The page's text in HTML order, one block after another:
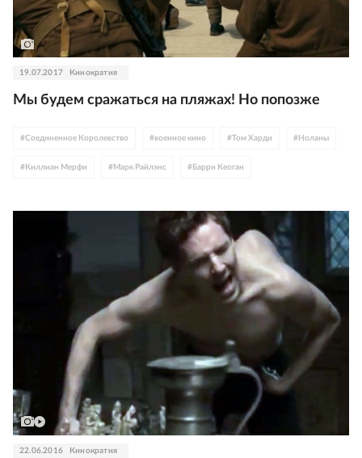
19.07.2017 Кинократия
Мы будем сражаться на пляжах! Но попозже
#Соединенное Королевство #военное кино #Том Харди # Ноланы
# Киллиан Мерфи # Марк Райлэнс # Барри Кеоган
22.06.2016 Кинократия